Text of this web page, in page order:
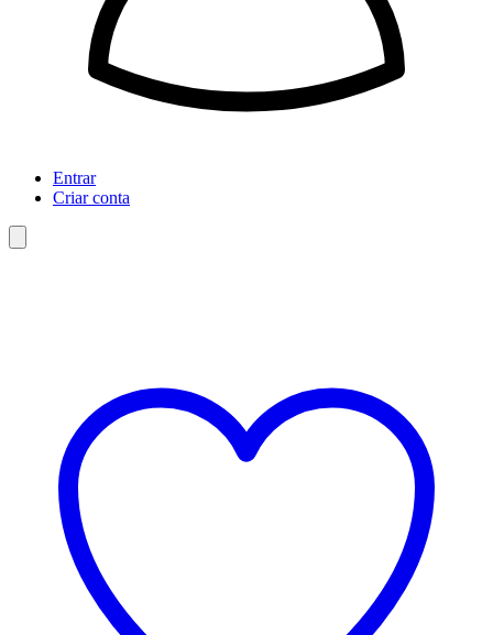
Entrar
Criar conta